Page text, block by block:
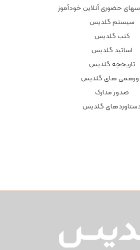
حضوری آنلاین خودآموز
سیستم گلدیس
کتب گلدیس
اساتید گلدیس
تاریخچه گلدیس
های گلدیس
صدور مدارک
گلدیس